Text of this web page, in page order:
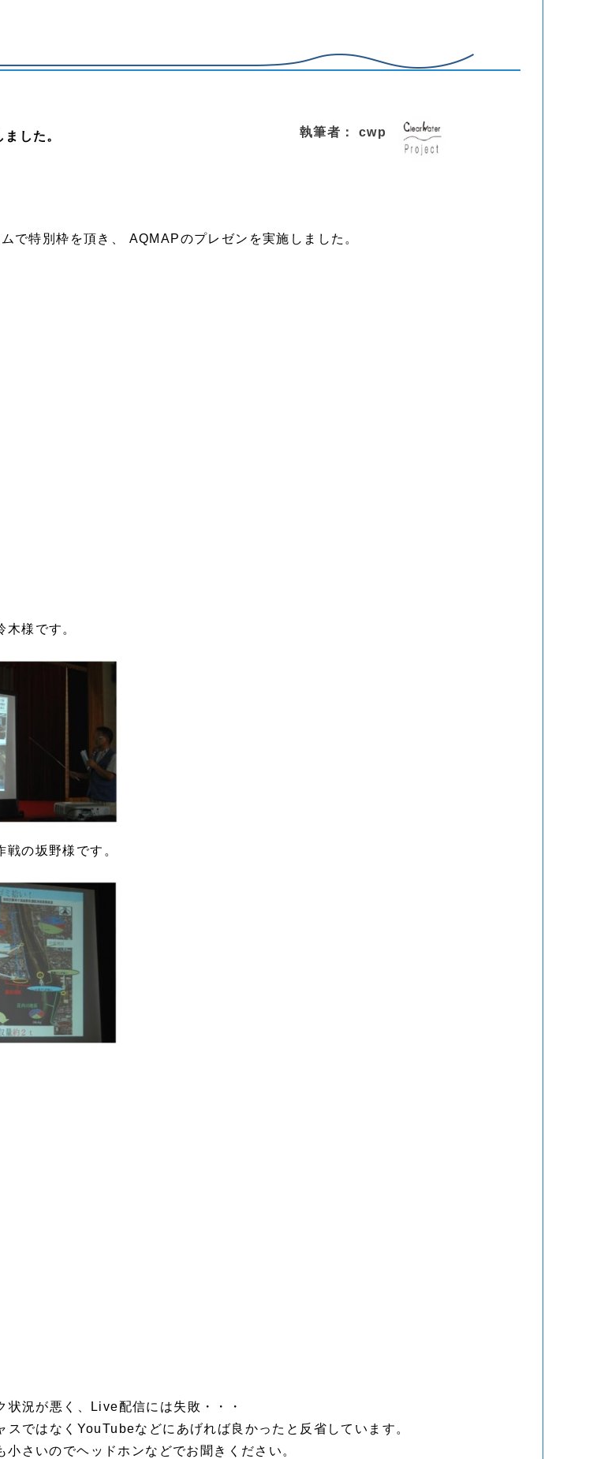
した。 執筆者： cwp
で特別枠を頂き、 AQMAPのプレゼンを実施しました。
様です。
の坂野様です。
況が悪く、Live配信には失敗・・・
ではなくYouTubeなどにあげれば良かったと反省しています。
さいのでヘッドホンなどでお聞きください。